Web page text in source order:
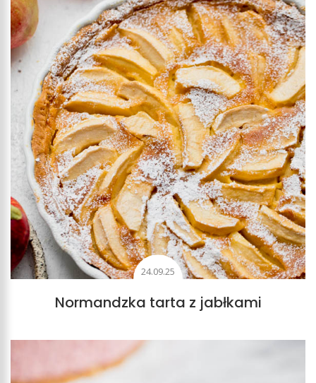
24.09.25
Normandzka tarta z jabłkami